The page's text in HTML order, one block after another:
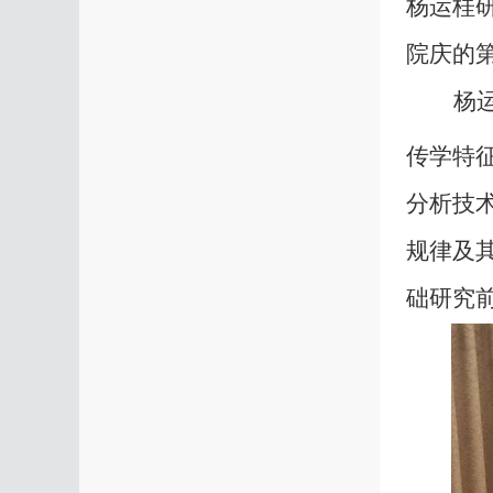
杨运桂
院庆的
杨
传学特
分析技
规律及
础研究